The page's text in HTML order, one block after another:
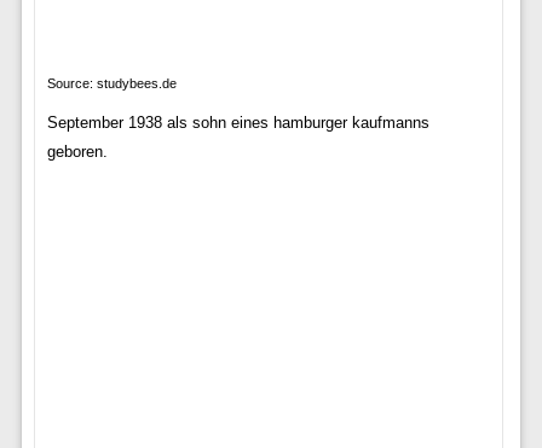
Source: studybees.de
September 1938 als sohn eines hamburger kaufmanns
geboren.